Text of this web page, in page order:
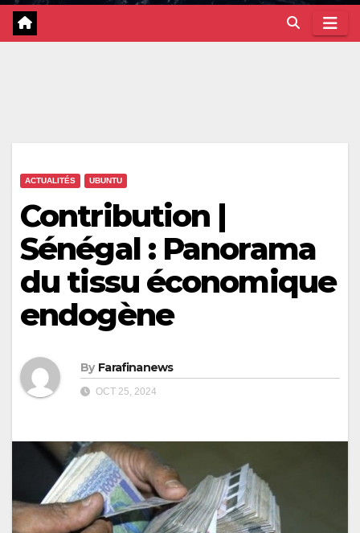
ACTUALITÉS UBUNTU
Contribution |
Sénégal : Panorama
du tissu économique
endogène
By Farafinanews
OCT 25, 2024